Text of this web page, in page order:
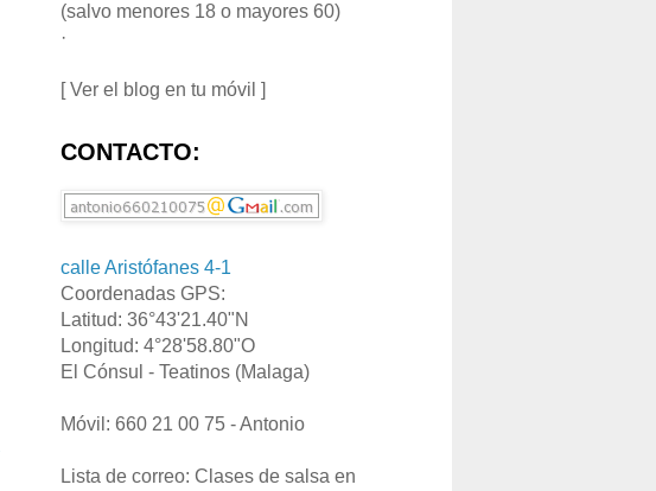
(salvo menores 18 o mayores 60)
·
[ Ver el blog en tu móvil ]
CONTACTO:
calle Aristófanes 4-1
Coordenadas GPS:
Latitud: 36°43'21.40"N
Longitud: 4°28'58.80"O
El Cónsul - Teatinos (Malaga)
Móvil: 660 21 00 75 - Antonio
Lista de correo: Clases de salsa en